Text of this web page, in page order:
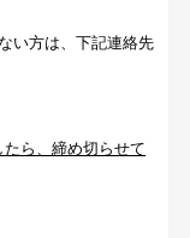
は、下記連絡先
ら、締め切らせて